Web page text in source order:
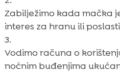
Zabilježimo kada mačka
interes za hranu ili
Vodimo računa o
noćnim buđenjima